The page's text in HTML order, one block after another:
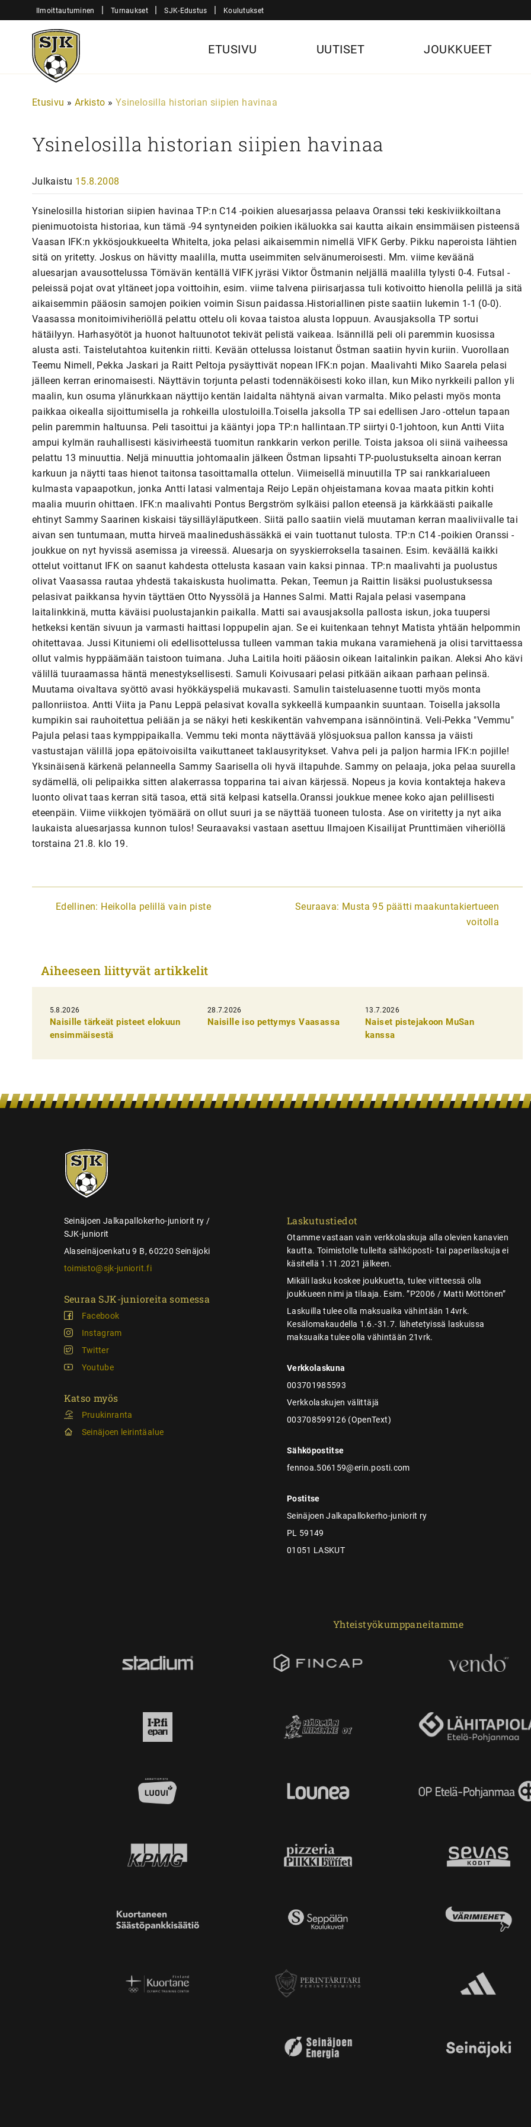
sisältöön
Ilmoittautuminen | Turnaukset | SJK-Edustus | Koulutukset
Sjk-
Juniorit
ETUSIVU UUTISET JOUKKUEET
Etusivu » Arkisto » Ysinelosilla historian siipien havinaa
Ysinelosilla historian siipien havinaa
Julkaistu 15.8.2008
Ysinelosilla historian siipien havinaa TP:n C14 -poikien aluesarjassa pelaava Oranssi teki keskiviikkoiltana
pienimuotoista historiaa, kun tämä -94 syntyneiden poikien ikäluokka sai kautta aikain ensimmäisen pisteensä
Vaasan IFK:n ykkösjoukkueelta Whitelta, joka pelasi aikaisemmin nimellä VIFK Gerby. Pikku naperoista lähtien
sitä on yritetty. Joskus on hävitty maalilla, mutta useimmiten selvänumeroisesti. Mm. viime keväänä
aluesarjan avausottelussa Törnävän kentällä VIFK jyräsi Viktor Östmanin neljällä maalilla tylysti 0-4. Futsal -
peleissä pojat ovat yltäneet jopa voittoihin, esim. viime talvena piirisarjassa tuli kotivoitto hienolla pelillä ja sitä
aikaisemmin pääosin samojen poikien voimin Sisun paidassa.Historiallinen piste saatiin lukemin 1-1 (0-0).
Vaasassa monitoimiviheriöllä pelattu ottelu oli kovaa taistoa alusta loppuun. Avausjaksolla TP sortui
hätäilyyn. Harhasyötöt ja huonot haltuunotot tekivät pelistä vaikeaa. Isännillä peli oli paremmin kuosissa
alusta asti. Taistelutahtoa kuitenkin riitti. Kevään ottelussa loistanut Östman saatiin hyvin kuriin. Vuorollaan
Teemu Nimell, Pekka Jaskari ja Raitt Peltoja pysäyttivät nopean IFK:n pojan. Maalivahti Miko Saarela pelasi
jälleen kerran erinomaisesti. Näyttävin torjunta pelasti todennäköisesti koko illan, kun Miko nyrkkeili pallon yli
maalin, kun osuma ylänurkkaan näyttijo kentän laidalta nähtynä aivan varmalta. Miko pelasti myös monta
paikkaa oikealla sijoittumisella ja rohkeilla ulostuloilla.Toisella jaksolla TP sai edellisen Jaro -ottelun tapaan
pelin paremmin haltuunsa. Peli tasoittui ja kääntyi jopa TP:n hallintaan.TP siirtyi 0-1johtoon, kun Antti Viita
ampui kylmän rauhallisesti käsivirheestä tuomitun rankkarin verkon perille. Toista jaksoa oli siinä vaiheessa
pelattu 13 minuuttia. Neljä minuuttia johtomaalin jälkeen Östman lipsahti TP-puolustukselta ainoan kerran
karkuun ja näytti taas hienot taitonsa tasoittamalla ottelun. Viimeisellä minuutilla TP sai rankkarialueen
kulmasta vapaapotkun, jonka Antti latasi valmentaja Reijo Lepän ohjeistamana kovaa maata pitkin kohti
maalia muurin ohittaen. IFK:n maalivahti Pontus Bergström sylkäisi pallon eteensä ja kärkkäästi paikalle
ehtinyt Sammy Saarinen kiskaisi täysilläyläputkeen. Siitä pallo saatiin vielä muutaman kerran maaliviivalle tai
aivan sen tuntumaan, mutta hirveä maalinedushässäkkä ei vain tuottanut tulosta. TP:n C14 -poikien Oranssi -
joukkue on nyt hyvissä asemissa ja vireessä. Aluesarja on syyskierroksella tasainen. Esim. keväällä kaikki
ottelut voittanut IFK on saanut kahdesta ottelusta kasaan vain kaksi pinnaa. TP:n maalivahti ja puolustus
olivat Vaasassa rautaa yhdestä takaiskusta huolimatta. Pekan, Teemun ja Raittin lisäksi puolustuksessa
pelasivat paikkansa hyvin täyttäen Otto Nyyssölä ja Hannes Salmi. Matti Rajala pelasi vasempana
laitalinkkinä, mutta käväisi puolustajankin paikalla. Matti sai avausjaksolla pallosta iskun, joka tuupersi
hetkeksi kentän sivuun ja varmasti haittasi loppupelin ajan. Se ei kuitenkaan tehnyt Matista yhtään helpommin
ohitettavaa. Jussi Kituniemi oli edellisottelussa tulleen vamman takia mukana varamiehenä ja olisi tarvittaessa
ollut valmis hyppäämään taistoon tuimana. Juha Laitila hoiti pääosin oikean laitalinkin paikan. Aleksi Aho kävi
välillä tuuraamassa häntä menestyksellisesti. Samuli Koivusaari pelasi pitkään aikaan parhaan pelinsä.
Muutama oivaltava syöttö avasi hyökkäyspeliä mukavasti. Samulin taisteluasenne tuotti myös monta
pallonriistoa. Antti Viita ja Panu Leppä pelasivat kovalla sykkeellä kumpaankin suuntaan. Toisella jaksolla
kumpikin sai rauhoitettua peliään ja se näkyi heti keskikentän vahvempana isännöintinä. Veli-Pekka "Vemmu"
Pajula pelasi taas kymppipaikalla. Vemmu teki monta näyttävää ylösjuoksua pallon kanssa ja väisti
vastustajan välillä jopa epätoivoisilta vaikuttaneet taklausyritykset. Vahva peli ja paljon harmia IFK:n pojille!
Yksinäisenä kärkenä pelanneella Sammy Saarisella oli hyvä iltapuhde. Sammy on pelaaja, joka pelaa suurella
sydämellä, oli pelipaikka sitten alakerrassa topparina tai aivan kärjessä. Nopeus ja kovia kontakteja hakeva
luonto olivat taas kerran sitä tasoa, että sitä kelpasi katsella.Oranssi joukkue menee koko ajan pelillisesti
eteenpäin. Viime viikkojen työmäärä on ollut suuri ja se näyttää tuoneen tulosta. Ase on viritetty ja nyt aika
laukaista aluesarjassa kunnon tulos! Seuraavaksi vastaan asettuu Ilmajoen Kisailijat Prunttimäen viheriöllä
torstaina 21.8. klo 19.
A
i
k
e
l
i
n
s
Edellinen: Heikolla pelillä vain piste Seuraava: Musta 95 päätti maakuntakiertueen
voitolla
Aiheeseen liittyvät artikkelit
5.8.2026
Naisille tärkeät pisteet elokuun
ensimmäisestä
28.7.2026
Naisille iso pettymys Vaasassa
13.7.2026
Naiset pistejakoon MuSan
kanssa
SJK-
juniorit
Seinäjoen Jalkapallokerho-juniorit ry /
SJK-juniorit
Alaseinäjoenkatu 9 B, 60220 Seinäjoki
toimisto@sjk-juniorit.fi
Seuraa SJK-junioreita somessa
Facebook
Instagram
Twitter
Youtube
Katso myös
Pruukinranta
Seinäjoen leirintäalue
Laskutustiedot
Otamme vastaan vain verkkolaskuja alla olevien kanavien
kautta. Toimistolle tulleita sähköposti- tai paperilaskuja ei
käsitellä 1.11.2021 jälkeen.
Mikäli lasku koskee joukkuetta, tulee viitteessä olla
joukkueen nimi ja tilaaja. Esim. ”P2006 / Matti Möttönen”
Laskuilla tulee olla maksuaika vähintään 14vrk.
Kesälomakaudella 1.6.-31.7. lähetetyissä laskuissa
maksuaika tulee olla vähintään 21vrk.
Verkkolaskuna
003701985593
Verkkolaskujen välittäjä
003708599126 (OpenText)
Sähköpostitse
fennoa.506159@erin.posti.com
Postitse
Seinäjoen Jalkapallokerho-juniorit ry
PL 59149
01051 LASKUT
Yhteistyökumppaneitamme